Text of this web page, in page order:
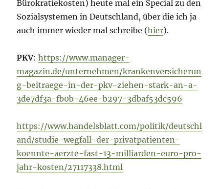
Bürokratiekosten) heute mal ein Special zu den
Sozialsystemen in Deutschland, über die ich ja
auch immer wieder mal schreibe (hier).
PKV:https://www.manager-
magazin.de/unternehmen/krankenversicherun
g-beitraege-in-der-pkv-ziehen-stark-an-a-
3de7df3a-fb0b-46ee-b297-3dbaf53dc596
https://www.handelsblatt.com/politik/deutschl
and/studie-wegfall-der-privatpatienten-
koennte-aerzte-fast-13-milliarden-euro-pro-
jahr-kosten/27117338.html